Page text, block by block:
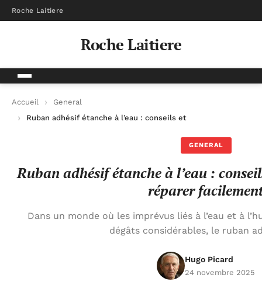
Roche Laitiere
Roche Laitiere
Accueil
General
Ruban adhésif étanche à l’eau : conseils et astuces pour tout
GENERAL
Ruban adhésif étanche à l’eau :
réparer
Dans un monde où les imprévus liés à l’eau et à
dégâts considérables, le ruban
Hugo Picard
24 novembre 2025